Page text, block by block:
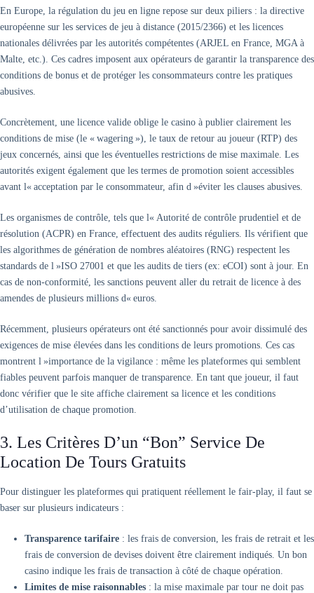
En Europe, la régulation du jeu en ligne repose sur deux piliers : la directive
européenne sur les services de jeu à distance (2015/2366) et les licences
nationales délivrées par les autorités compétentes (ARJEL en France, MGA à
Malte, etc.). Ces cadres imposent aux opérateurs de garantir la transparence des
conditions de bonus et de protéger les consommateurs contre les pratiques
abusives.
Concrètement, une licence valide oblige le casino à publier clairement les
conditions de mise (le « wagering »), le taux de retour au joueur (RTP) des
jeux concernés, ainsi que les éventuelles restrictions de mise maximale. Les
autorités exigent également que les termes de promotion soient accessibles
avant l« acceptation par le consommateur, afin d »éviter les clauses abusives.
Les organismes de contrôle, tels que l« Autorité de contrôle prudentiel et de
résolution (ACPR) en France, effectuent des audits réguliers. Ils vérifient que
les algorithmes de génération de nombres aléatoires (RNG) respectent les
standards de l »ISO 27001 et que les audits de tiers (ex: eCOI) sont à jour. En
cas de non‑conformité, les sanctions peuvent aller du retrait de licence à des
amendes de plusieurs millions d« euros.
Récemment, plusieurs opérateurs ont été sanctionnés pour avoir dissimulé des
exigences de mise élevées dans les conditions de leurs promotions. Ces cas
montrent l »importance de la vigilance : même les plateformes qui semblent
fiables peuvent parfois manquer de transparence. En tant que joueur, il faut
donc vérifier que le site affiche clairement sa licence et les conditions
d’utilisation de chaque promotion.
3. Les Critères D’un “bon” Service De
Location De Tours Gratuits
Pour distinguer les plateformes qui pratiquent réellement le fair‑play, il faut se
baser sur plusieurs indicateurs :
Transparence tarifaire : les frais de conversion, les frais de retrait et les
frais de conversion de devises doivent être clairement indiqués. Un bon
casino indique les frais de transaction à côté de chaque opération.
Limites de mise raisonnables : la mise maximale par tour ne doit pas